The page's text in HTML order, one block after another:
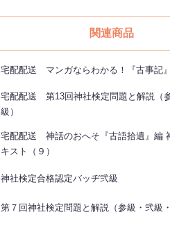
関連商品
宅配配送 マンガならわかる！『古事記』
宅配配送 第13回神社検定問題と解説（
級）
宅配配送 神話のおへそ『古語拾遺』編
キスト（９）
神社検定合格認定バッヂ弐級
第７回神社検定問題と解説（参級・弐級・